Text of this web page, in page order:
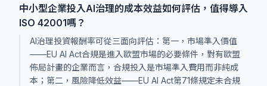
中小型企業投入AI治理的成本效益如何評估，值得導入
ISO 42001嗎？
AI治理投資報酬率可從三面向評估：第一，市場準入價值
——EU AI Act合規是進入歐盟市場的必要條件，對有歐盟
佈局計畫的企業而言，合規投入是市場準入費用而非純成
本；第二，風險降低效益——EU AI Act第71條規定未合規